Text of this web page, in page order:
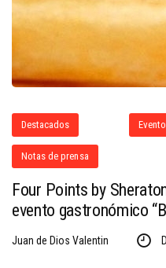
Destacados
Notas de prensa
Four Points by
evento gastronómico
Juan de Dios Valentin